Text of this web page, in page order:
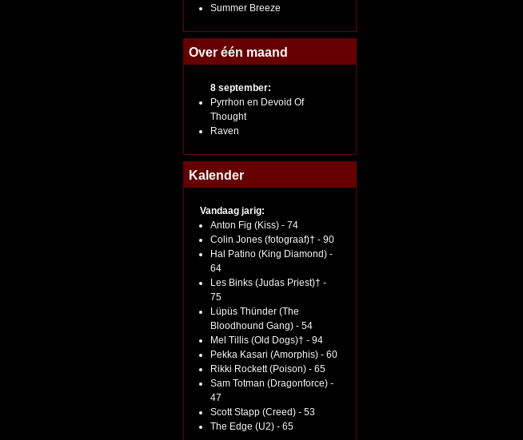
Summer Breeze
Over één maand
8 september:
Pyrrhon en Devoid Of
Thought
Raven
Kalender
Vandaag jarig:
Anton Fig (Kiss) - 74
Colin Jones (fotograaf)† - 90
Hal Patino (King Diamond) -
64
Les Binks (Judas Priest)† -
75
Lüpüs Thünder (The
Bloodhound Gang) - 54
Mel Tillis (Old Dogs)† - 94
Pekka Kasari (Amorphis) - 60
Rikki Rockett (Poison) - 65
Sam Totman (Dragonforce) -
47
Scott Stapp (Creed) - 53
The Edge (U2) - 65